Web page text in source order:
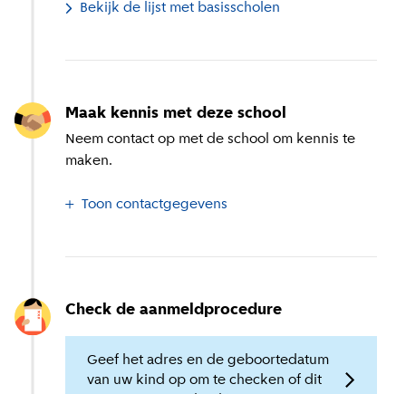
Bekijk de lijst met basisscholen
Maak kennis met deze school
Neem contact op met de school om kennis te
maken.
Toon contactgegevens
Check de aanmeldprocedure
Geef het adres en de geboortedatum
van uw kind op om te checken of dit